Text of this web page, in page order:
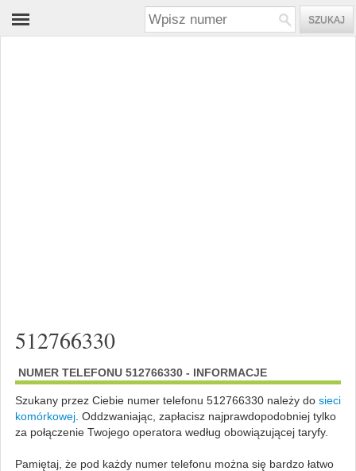
512766330
NUMER TELEFONU 512766330 - INFORMACJE
Szukany przez Ciebie numer telefonu 512766330 należy do sieci
komórkowej. Oddzwaniając, zapłacisz najprawdopodobniej tylko
za połączenie Twojego operatora według obowiązującej taryfy.
Pamiętaj, że pod każdy numer telefonu można się bardzo łatwo